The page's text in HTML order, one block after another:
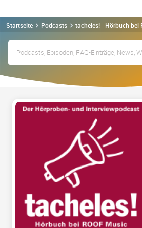
Startseite Podcasts tacheles! - Hörbuch bei